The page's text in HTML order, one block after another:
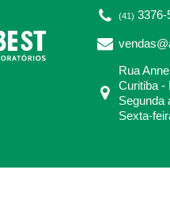
(41) 3376-
Rua
Curitiba -
Segunda
Sexta-